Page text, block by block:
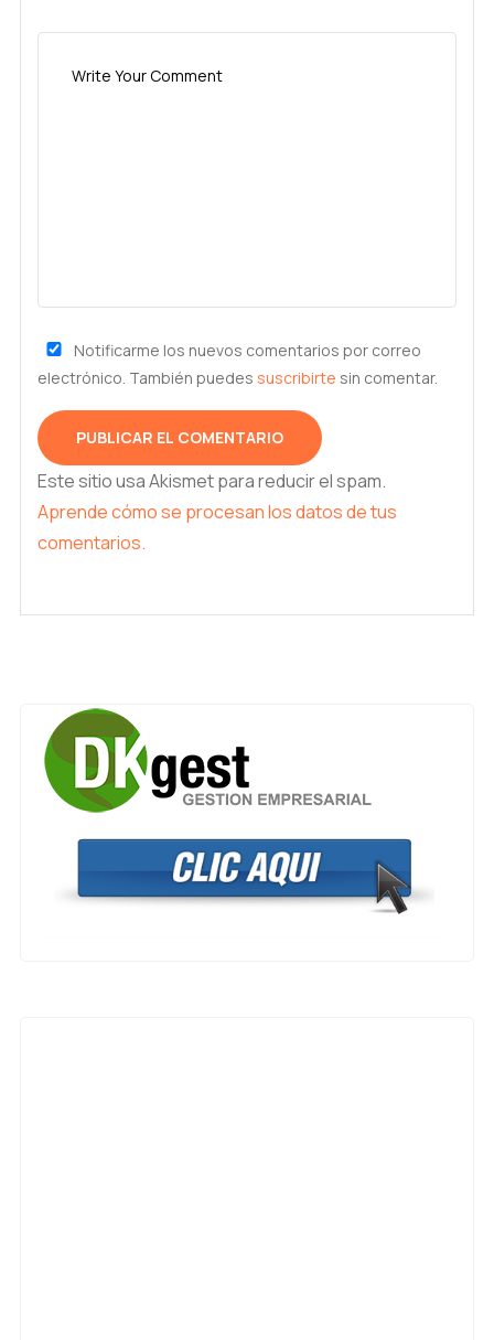
Notificarme los nuevos comentarios por correo
electrónico. También puedes suscribirte sin comentar.
Este sitio usa Akismet para reducir el spam.
Aprende cómo se procesan los datos de tus
comentarios.